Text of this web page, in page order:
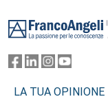
LA TUA OPINIONE